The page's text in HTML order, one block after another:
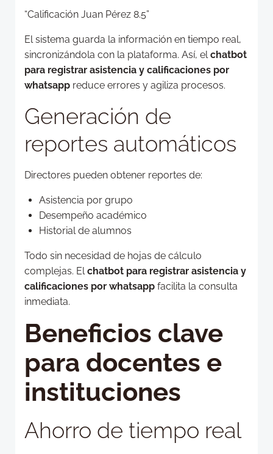
“Calificación Juan Pérez 8.5”
El sistema guarda la información en tiempo real,
sincronizándola con la plataforma. Así, el chatbot
para registrar asistencia y calificaciones por
whatsapp reduce errores y agiliza procesos.
Generación de
reportes automáticos
Directores pueden obtener reportes de:
Asistencia por grupo
Desempeño académico
Historial de alumnos
Todo sin necesidad de hojas de cálculo
complejas. El chatbot para registrar asistencia y
calificaciones por whatsapp facilita la consulta
inmediata.
Beneficios clave
para docentes e
instituciones
Ahorro de tiempo real